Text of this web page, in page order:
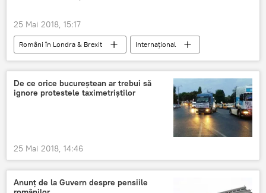
25 Mai 2018, 15:17
Români în Londra & Brexit
Internaţional
FLASH
Breaking News
DIASPORĂ
PSD Romania
Marea Britanie
imigranți
număr
Klaus Iohannis
De ce orice bucureştean ar trebui să
ignore protestele taximetriştilor
25 Mai 2018, 14:46
Anunț de la Guvern despre pensiile